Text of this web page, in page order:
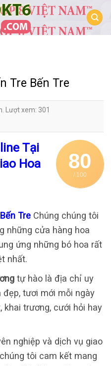
Tre Bến Tre
Lượt xem: 301
80
/ 100
Tại
Hoa
Tre Chúng chúng tôi
những cửa hàng hoa
ứng những bó hoa rất
nhất.
tự hào là địa chỉ uy
tươi mới mỗi ngày
khai trương, cưới hỏi hay
nghiệp và dịch vụ giao
tôi cam kết mang